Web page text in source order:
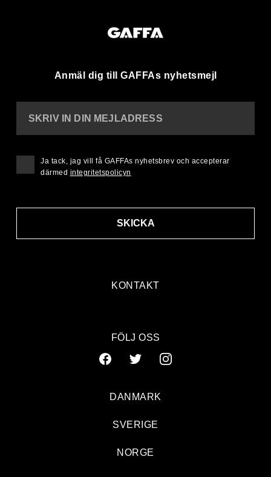
Anmäl dig till GAFFAs nyhetsmejl
KONTAKT
SKRIV IN DIN MEJLADRESS
SKICKA
Ja tack, jag vill få GAFFAs nyhetsbrev och accepterar
därmed integritetspolicyn
FÖLJ OSS
DANMARK
SVERIGE
NORGE